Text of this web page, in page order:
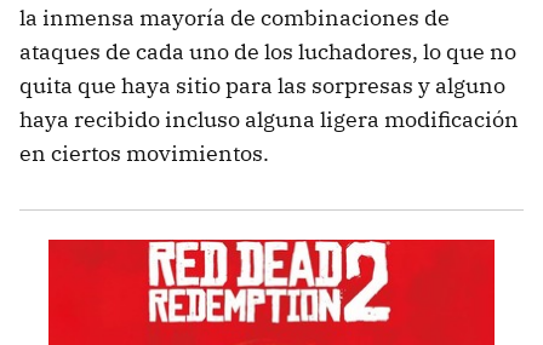
la inmensa mayoría de combinaciones de
ataques de cada uno de los luchadores, lo que no
quita que haya sitio para las sorpresas y alguno
haya recibido incluso alguna ligera modificación
en ciertos movimientos.